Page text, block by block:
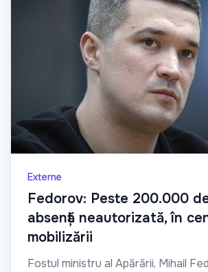
Externe
Fedorov: Peste 200.000
absență neautorizată, în
mobilizării
Fostul ministru al Apărării, Mihail